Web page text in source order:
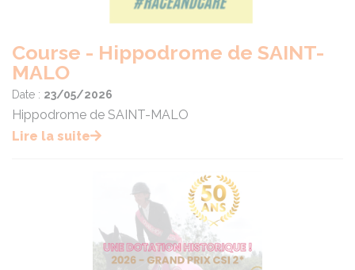
Course - Hippodrome de SAINT-
MALO
Date : 23/05/2026
Hippodrome de SAINT-MALO
Lire la suite